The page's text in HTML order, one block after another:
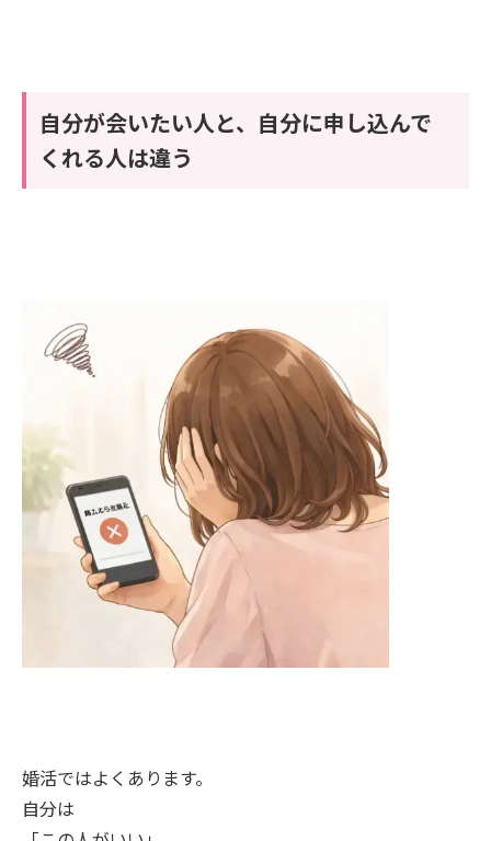
自分が会いたい人と、自分に申し込んで
くれる人は違う
婚活ではよくあります。
自分は